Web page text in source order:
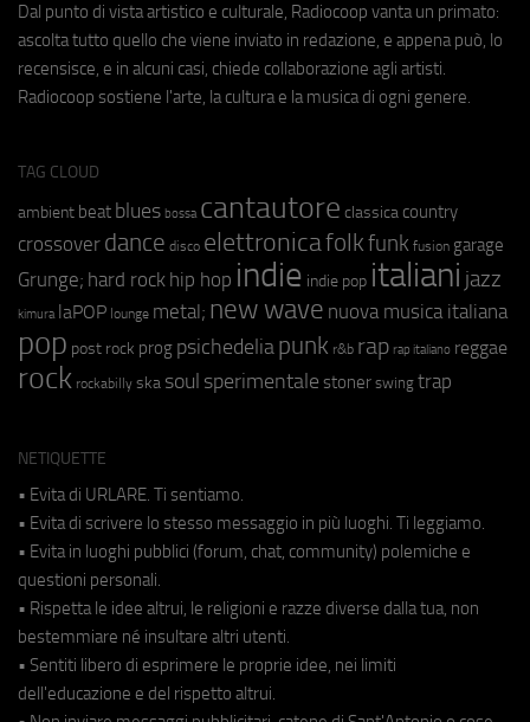
Dal punto di vista artistico e culturale, Radiocoop vanta un primato:
ascolta tutto quello che viene inviato in redazione, e appena può, lo
recensisce, e in alcuni casi, chiede collaborazione agli artisti.
Radiocoop sostiene l'arte, la cultura e la musica di ogni genere.
TAG CLOUD
ambient beat blues bossa cantautore classica country
crossover dance disco elettronicafolkfunk fusion garage
Grunge; hard rock hip hop indie indie pop italiani jazz
kimura laPOP lounge metal; new wave nuova musica italiana
pop post rock prog psichedeliapunk r&b rap rap italiano reggae
rock rockabilly ska soul sperimentale stoner swing trap
NETIQUETTE
• Evita di URLARE. Ti sentiamo.
• Evita di scrivere lo stesso messaggio in più luoghi. Ti leggiamo.
• Evita in luoghi pubblici (forum, chat, community) polemiche e
questioni personali.
• Rispetta le idee altrui, le religioni e razze diverse dalla tua, non
bestemmiare né insultare altri utenti.
• Sentiti libero di esprimere le proprie idee, nei limiti
dell'educazione e del rispetto altrui.